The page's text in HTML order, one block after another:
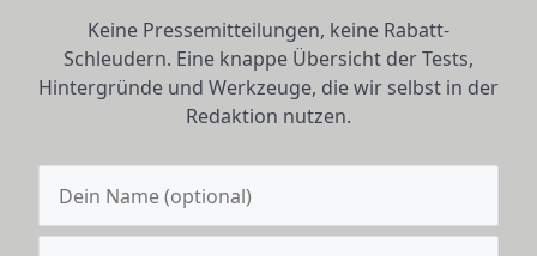
Keine Pressemitteilungen, keine Rabatt-
Schleudern. Eine knappe Übersicht der Tests,
Hintergründe und Werkzeuge, die wir selbst in der
Redaktion nutzen.